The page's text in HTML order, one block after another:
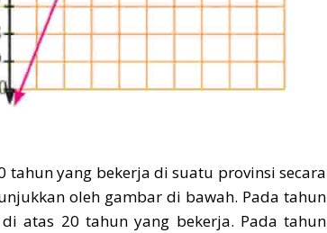
yang bekerja di suatu provinsi secara
oleh gambar di bawah. Pada tahun
atas 20 tahun yang bekerja. Pada tahun